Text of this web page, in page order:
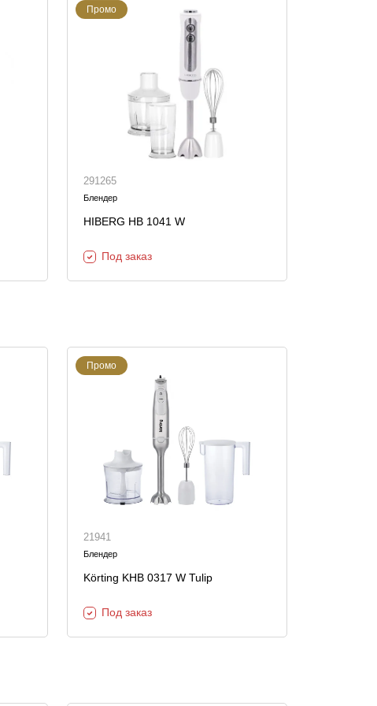
Промо
291265
Блендер
HIBERG HB 1041 W
Под заказ
Промо
21941
Блендер
Körting KHB 0317 W Tulip
Под заказ